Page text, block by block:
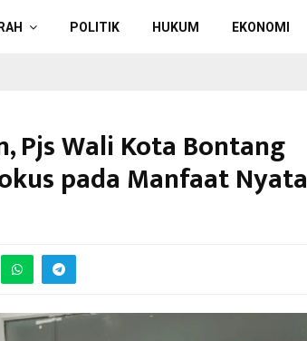
POLITIK HUKUM EKONOMI
Pjs Wali Kota Bontang
pada Manfaat Nyata